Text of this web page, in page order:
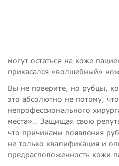
могут остаться на коже
прикасался «волшебный»
Вы не поверите, но рубцы,
это абсолютно не потому,
непрофессионального
места»… Защищая свою
что причинами появления
не только квалификация и
предрасположенность кожи